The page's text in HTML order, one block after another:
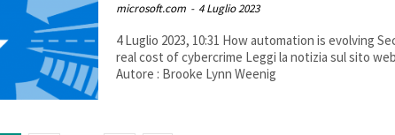
microsoft.com - 4 Luglio 2023
4 Luglio 2023, 10:31 How automation is evolving SecOps—and the
real cost of cybercrime Leggi la notizia sul sito web dell' Autore
Autore : Brooke Lynn Weenig